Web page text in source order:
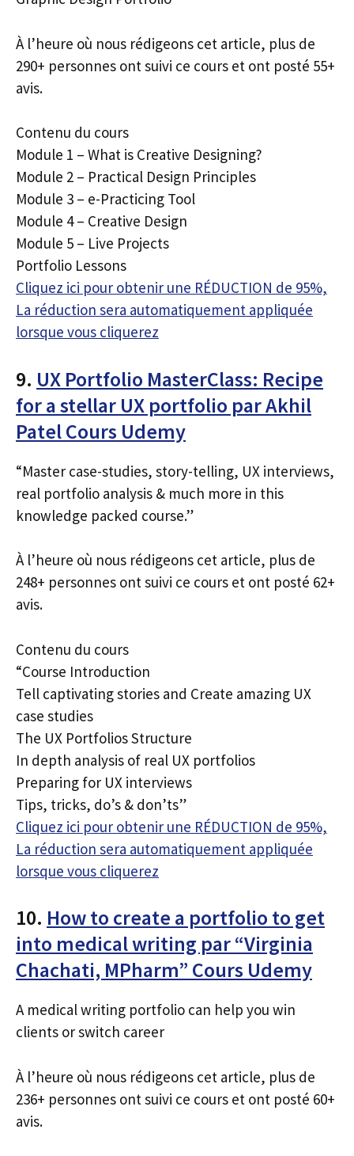
À l’heure où nous rédigeons cet article, plus de
290+ personnes ont suivi ce cours et ont posté 55+
avis.
Contenu du cours
Module 1 – What is Creative Designing?
Module 2 – Practical Design Principles
Module 3 – e-Practicing Tool
Module 4 – Creative Design
Module 5 – Live Projects
Portfolio Lessons
Cliquez ici pour obtenir une RÉDUCTION de 95%,
La réduction sera automatiquement appliquée
lorsque vous cliquerez
9. UX Portfolio MasterClass: Recipe
for a stellar UX portfolio par Akhil
Patel Cours Udemy
“Master case-studies, story-telling, UX interviews,
real portfolio analysis & much more in this
knowledge packed course.”
À l’heure où nous rédigeons cet article, plus de
248+ personnes ont suivi ce cours et ont posté 62+
avis.
Contenu du cours
“Course Introduction
Tell captivating stories and Create amazing UX
case studies
The UX Portfolios Structure
In depth analysis of real UX portfolios
Preparing for UX interviews
Tips, tricks, do’s & don’ts”
Cliquez ici pour obtenir une RÉDUCTION de 95%,
La réduction sera automatiquement appliquée
lorsque vous cliquerez
10. How to create a portfolio to get
into medical writing par “Virginia
Chachati, MPharm” Cours Udemy
A medical writing portfolio can help you win
clients or switch career
À l’heure où nous rédigeons cet article, plus de
236+ personnes ont suivi ce cours et ont posté 60+
avis.